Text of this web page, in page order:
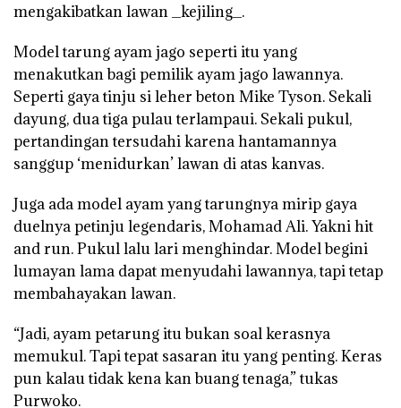
mengakibatkan lawan _kejiling_.
Model tarung ayam jago seperti itu yang
menakutkan bagi pemilik ayam jago lawannya.
Seperti gaya tinju si leher beton Mike Tyson. Sekali
dayung, dua tiga pulau terlampaui. Sekali pukul,
pertandingan tersudahi karena hantamannya
sanggup ‘menidurkan’ lawan di atas kanvas.
Juga ada model ayam yang tarungnya mirip gaya
duelnya petinju legendaris, Mohamad Ali. Yakni hit
and run. Pukul lalu lari menghindar. Model begini
lumayan lama dapat menyudahi lawannya, tapi tetap
membahayakan lawan.
“Jadi, ayam petarung itu bukan soal kerasnya
memukul. Tapi tepat sasaran itu yang penting. Keras
pun kalau tidak kena kan buang tenaga,” tukas
Purwoko.